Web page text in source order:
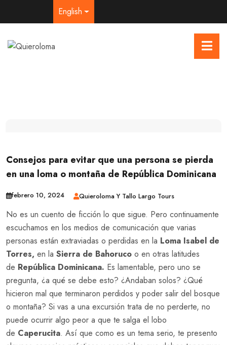
English
Consejos para evitar que una persona se pierda
en una loma o montaña de República Dominicana
febrero 10, 2024 Quieroloma Y Tallo Largo Tours
No es un cuento de ficción lo que sigue. Pero continuamente
escuchamos en los medios de comunicación que varias
personas están extraviadas o perdidas en la Loma Isabel de
Torres, en la Sierra de Bahoruco o en otras latitudes
de República Dominicana. Es lamentable, pero uno se
pregunta, ¿a qué se debe esto? ¿Andaban solos? ¿Qué
hicieron mal que terminaron perdidos y poder salir del bosque
o montaña? Si vas a una excursión trata de no perderte, no
puede ocurrir algo peor a que te salga el lobo
de Caperucita. Así que como es un tema serio, te presento